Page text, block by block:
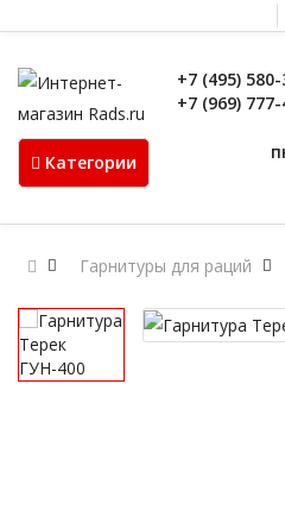
+7 (495)
+7 (969)
Категории
Гарнитуры для раций